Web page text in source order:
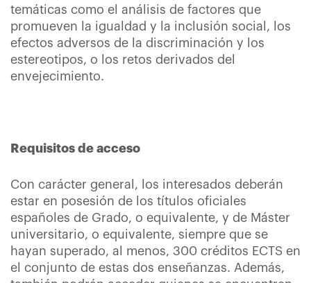
temáticas como el análisis de factores que
promueven la igualdad y la inclusión social, los
efectos adversos de la discriminación y los
estereotipos, o los retos derivados del
envejecimiento.
Requisitos de acceso
Con carácter general, los interesados deberán
estar en posesión de los títulos oficiales
españoles de Grado, o equivalente, y de Máster
universitario, o equivalente, siempre que se
hayan superado, al menos, 300 créditos ECTS en
el conjunto de estas dos enseñanzas. Además,